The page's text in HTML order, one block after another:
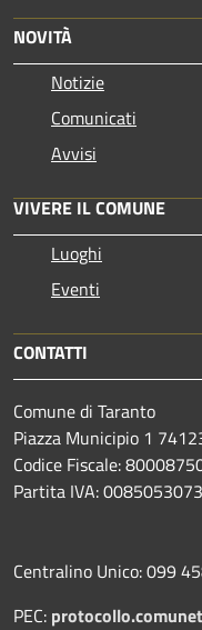
NOVITÀ
Notizie
Comunicati
Avvisi
VIVERE IL COMUNE
Luoghi
Eventi
CONTATTI
Comune di Taranto
Piazza Municipio 1
Codice Fiscale:
Partita IVA:
Centralino Unico: 099
PEC: